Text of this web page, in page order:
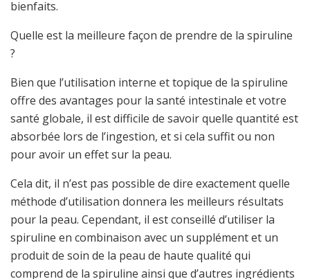
bienfaits.
Quelle est la meilleure façon de prendre de la spiruline
?
Bien que l’utilisation interne et topique de la spiruline
offre des avantages pour la santé intestinale et votre
santé globale, il est difficile de savoir quelle quantité est
absorbée lors de l’ingestion, et si cela suffit ou non
pour avoir un effet sur la peau.
Cela dit, il n’est pas possible de dire exactement quelle
méthode d’utilisation donnera les meilleurs résultats
pour la peau. Cependant, il est conseillé d’utiliser la
spiruline en combinaison avec un supplément et un
produit de soin de la peau de haute qualité qui
comprend de la spiruline ainsi que d’autres ingrédients